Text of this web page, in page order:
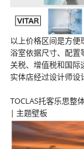
以上价格区间是方
浴室依据尺寸、配置
关税、增值税和国际
实体店经过设计师设
TOCLAS托客乐思整
| 主题壁板